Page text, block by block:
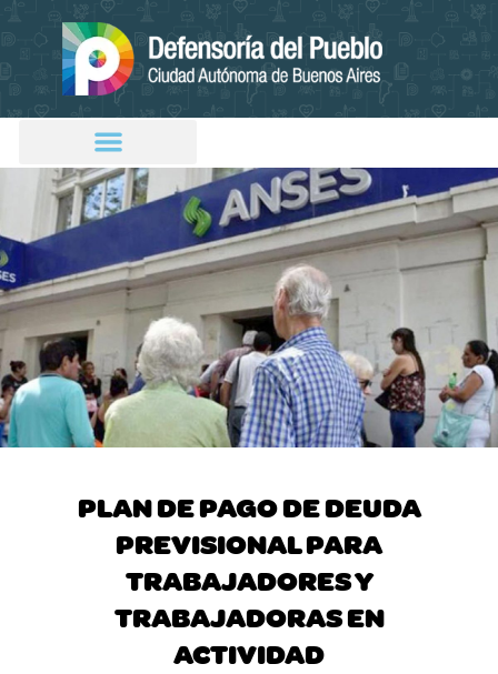
PLAN DE PAGO DE DEUDA
PREVISIONAL PARA
TRABAJADORES Y
TRABAJADORAS EN
ACTIVIDAD